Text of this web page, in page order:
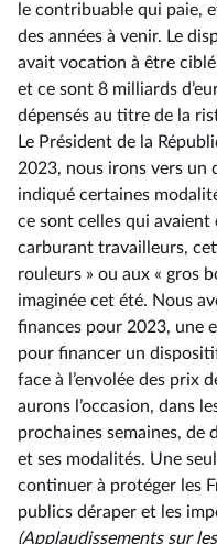
le contribuable qui paie,
des années à venir. Le
avait vocation à être
et ce sont 8 milliards
dépensés au titre de la
Le Président de la
2023, nous irons vers un
indiqué certaines
ce sont celles qui avaient
carburant travailleurs,
rouleurs » ou aux « gros
imaginée cet été. Nous
finances pour 2023, une
pour financer un
face à l’envolée des prix
aurons l’occasion, dans
prochaines semaines, de
et ses modalités. Une
continuer à protéger les
publics déraper et les
(Applaudissements sur